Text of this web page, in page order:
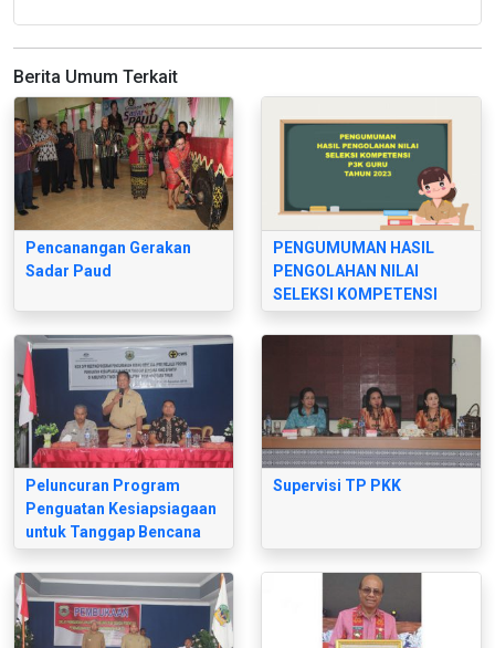
Berita Umum Terkait
Pencanangan Gerakan
Sadar Paud
PENGUMUMAN HASIL
PENGOLAHAN NILAI
SELEKSI KOMPETENSI
P3K GURU
Peluncuran Program
Penguatan Kesiapsiagaan
untuk Tanggap Bencana
Supervisi TP PKK